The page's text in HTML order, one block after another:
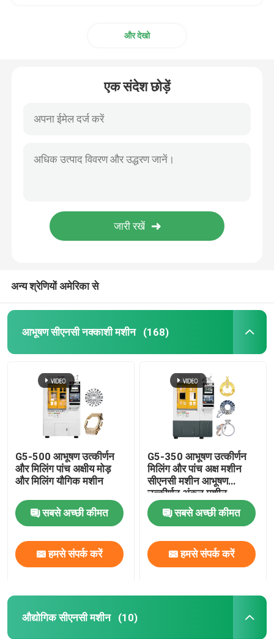
और देखो
एक संदेश छोड़ें
अन्य श्रेणियों अमेरिका से
आभूषण सीएनसी नक्काशी मशीन (168)
G5-500 आभूषण उत्कीर्णन
और मिलिंग पांच अक्षीय मोड़
और मिलिंग यौगिक मशीन
सबसे अच्छी कीमत
हमसे संपर्क करें
G5-350 आभूषण उत्कीर्णन
मिलिंग और पांच अक्ष मशीन
सीएनसी मशीन आभूषण
उत्कीर्णन अंकन मशीन
सबसे अच्छी कीमत
हमसे संपर्क करें
औद्योगिक सीएनसी मशीन (10)